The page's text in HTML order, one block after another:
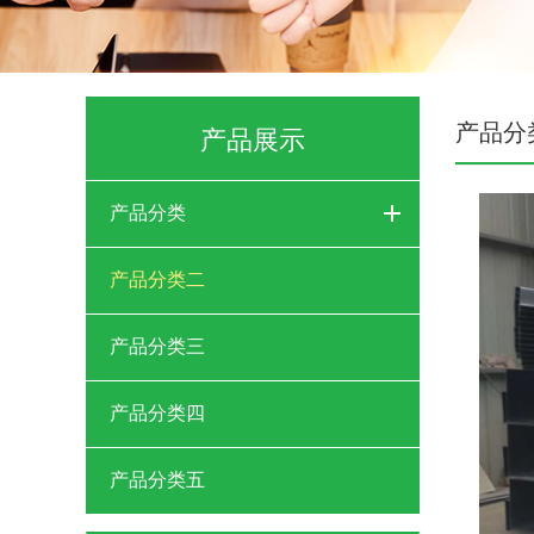
产品展示
产品分类
产品分类二
产品分类三
产品分类四
产品分类五
产品分